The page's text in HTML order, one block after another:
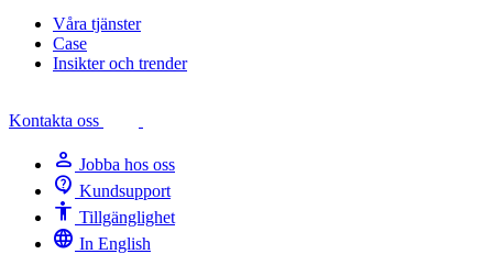
Våra tjänster
Case
Insikter och trender
Kontakta oss
person Jobba hos oss
contact_support Kundsupport
Accessibility Tillgänglighet
language In English